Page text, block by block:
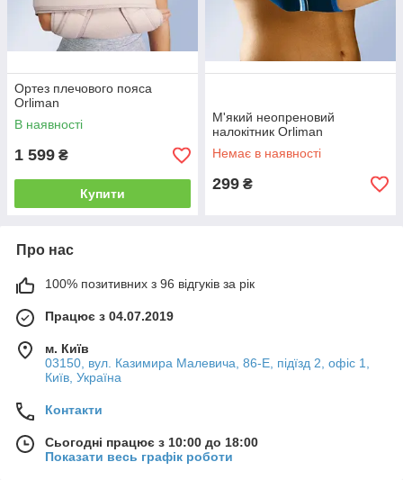
Ортез плечового пояса
Orliman
В наявності
1 599 ₴
Купити
М'який неопреновий
налокітник Orliman
Немає в наявності
299 ₴
Про нас
100% позитивних з 96 відгуків за рік
Працює з 04.07.2019
м. Київ
03150, вул. Казимира Малевича, 86-Е, підїзд 2, офіс 1,
Київ, Україна
Контакти
Сьогодні працює з 10:00 до 18:00
Показати весь графік роботи